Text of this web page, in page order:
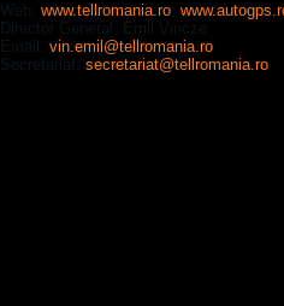
Web: www.tellromania.ro
Director General: Emil Vincze
Email: vin.emil@tellromania.ro
Secretariat: secretariat@tellromania.ro